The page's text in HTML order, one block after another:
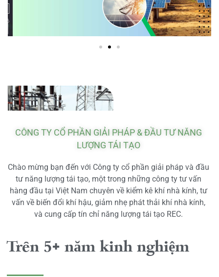
CÔNG TY CỔ PHẦN GIẢI PHÁP & ĐẦU TƯ NĂNG
LƯỢNG TÁI TẠO
Chào mừng bạn đến với Công ty cổ phần giải pháp và đầu
tư năng lượng tái tạo, một trong những công ty tư vấn
hàng đầu tại Việt Nam chuyên về kiểm kê khí nhà kính, tư
vấn về biến đổi khí hậu, giảm nhẹ phát thải khí nhà kính,
và cung cấp tín chỉ năng lượng tái tạo REC.
Trên 5+ năm kinh nghiệm